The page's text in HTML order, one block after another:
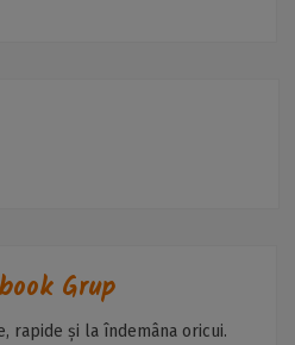
Grup
rapide și la îndemâna oricui.